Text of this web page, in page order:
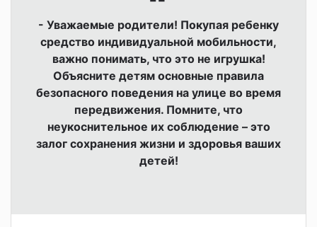
- Уважаемые родители! Покупая ребенку
средство индивидуальной мобильности,
важно понимать, что это не игрушка!
Объясните детям основные правила
безопасного поведения на улице во время
передвижения. Помните, что
неукоснительное их соблюдение – это
залог сохранения жизни и здоровья ваших
детей!